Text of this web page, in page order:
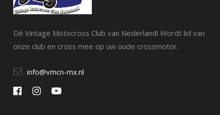
Dé Vintage Motocross Club van Nederland! Wordt lid van
onze club en cross mee op uw oude crossmotor.
info@vmcn-mx.nl